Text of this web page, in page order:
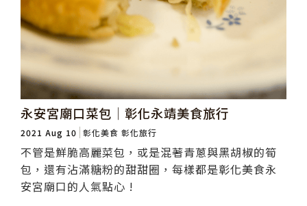
永安宮廟口菜包│彰化永靖美食旅行
2021 Aug 10 彰化美食 彰化旅行
不管是鮮脆高麗菜包，或是混著青蔥與黑胡椒的筍
包，還有沾滿糖粉的甜甜圈，每樣都是彰化美食永
安宮廟口的人氣點心 !